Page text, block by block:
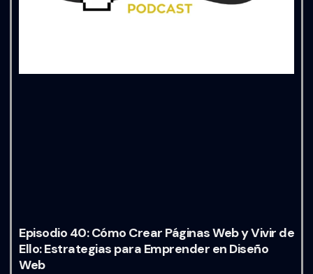
Episodio 40: Cómo Crear Páginas Web y Vivir de
Ello: Estrategias para Emprender en Diseño
Web